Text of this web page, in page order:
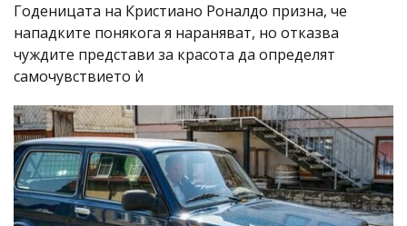
Годеницата на Кристиано Роналдо призна, че
нападките понякога я нараняват, но отказва
чуждите представи за красота да определят
самочувствието ѝ